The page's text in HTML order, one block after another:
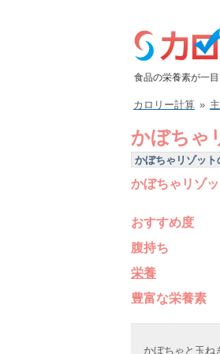
食品の栄養素が一
カロリー計算 »
かぼちゃ
かぼちゃリゾッ
かぼちゃリゾ
おすすめ度
腹持ち
栄養
豊富な栄養素
かぼちゃと玉ね